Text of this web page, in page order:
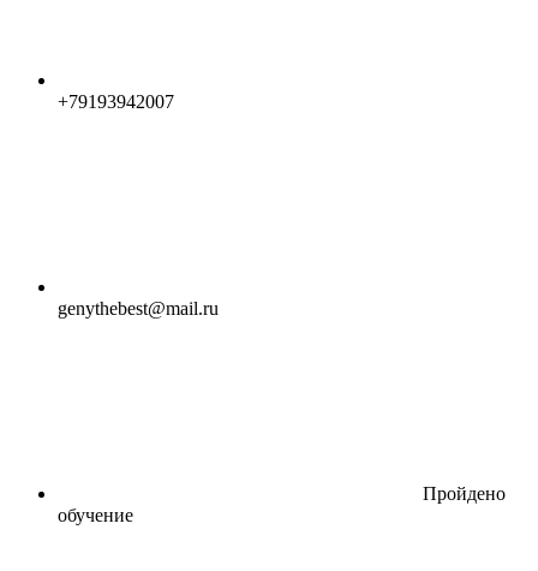
+79193942007
genythebest@mail.ru
Пройдено
обучение